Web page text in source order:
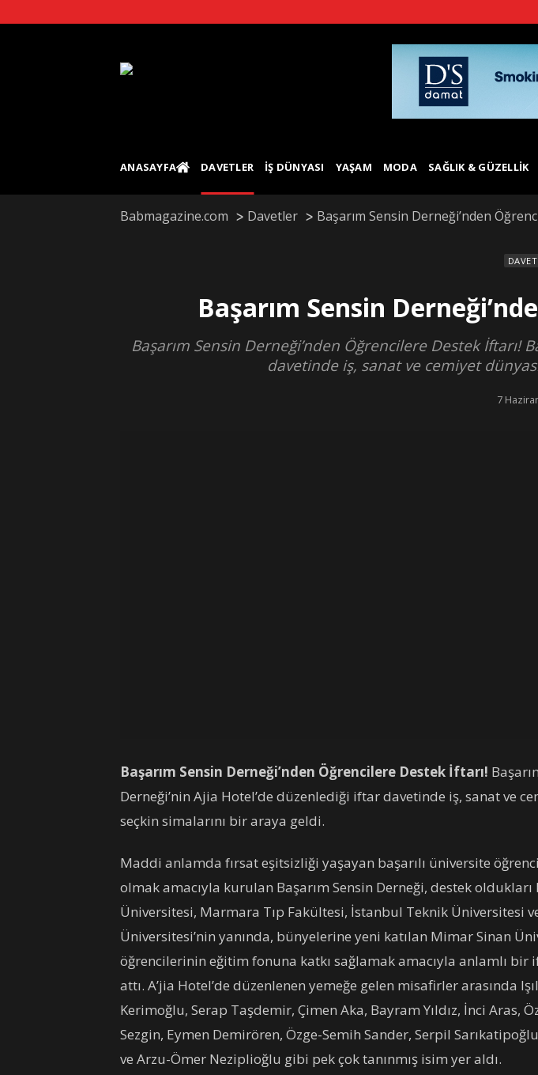
to
ANASAYFA DAVETLER İŞ DÜNYASI YAŞAM MODA SAĞLIK & GÜZELLIK
Babmagazine.com Davetler Başarım Sensin Derneği’nden
Başarım Sensin
Başarım Sensin Derneği’nden Öğrencilere Destek İftarı!
davetinde iş, sanat ve cemiyet
7
Başarım Sensin Derneği’nden Öğrencilere Destek İftarı!
Derneği’nin Ajia Hotel’de düzenlediği iftar davetinde iş, sanat ve
seçkin simalarını bir araya geldi.
Maddi anlamda fırsat eşitsizliği yaşayan başarılı üniversite
olmak amacıyla kurulan Başarım Sensin Derneği, destek oldukları
Üniversitesi, Marmara Tıp Fakültesi, İstanbul Teknik Üniversitesi
Üniversitesi’nin yanında, bünyelerine yeni katılan Mimar Sinan
öğrencilerinin eğitim fonuna katkı sağlamak amacıyla anlamlı bir
attı. A’jia Hotel’de düzenlenen yemeğe gelen misafirler arasında
Kerimoğlu, Serap Taşdemir, Çimen Aka, Bayram Yıldız, İnci Aras,
Sezgin, Eymen Demirören, Özge-Semih Sander, Serpil
ve Arzu-Ömer Neziplioğlu gibi pek çok tanınmış isim yer aldı.